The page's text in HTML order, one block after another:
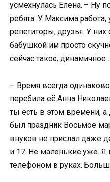
усмехнулась Елена. – Ну
ребята. У Максима
репетиторы, друзья. У
бабушкой им просто
сейчас такое, динамичное…
– Время всегда
перебила её Анна
ты есть в этом времени, а
был праздник Восьмое
внуков не прислал даже
и 17. Не маленькие уже. Я
телефоном в руках.